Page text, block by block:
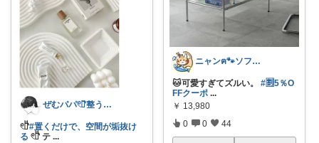
ぜむパパ𓏲𓎨整う暮らしのお手伝い
𓏲𓎨#置くだけで、空間が垢抜け
る 𓏲𓎨 テ ...
ニャンฅ🐾ソファでくつろぐ猫🐱💕
🐱可愛すぎてズルい。 #🈹5％O
FFクーポ ...
￥ 13,980
0 0 44